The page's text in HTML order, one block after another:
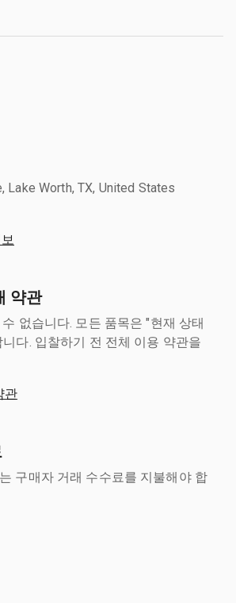
Lake Worth, TX, United States
약관
없습니다. 모든 품목은 "현재 상태
다. 입찰하기 전 전체 이용 약관을
관
구매자 거래 수수료를 지불해야 합